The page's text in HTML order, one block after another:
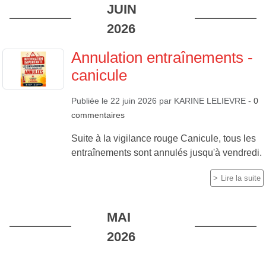
JUIN
2026
Annulation entraînements -
canicule
Publiée le 22 juin 2026 par KARINE LELIEVRE - 0
commentaires
Suite à la vigilance rouge Canicule, tous les
entraînements sont annulés jusqu'à vendredi.
Lire la suite
MAI
2026